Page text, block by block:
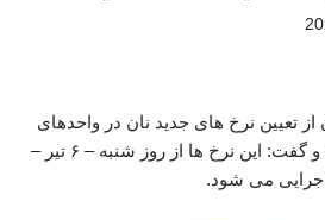
تعیین نرخ های جدید نان در واحدهای
یارانه‌ ای و آزادپز خبر داد و گفت: این نرخ ها از روز شنبه – ۶ تیر –
می شود.